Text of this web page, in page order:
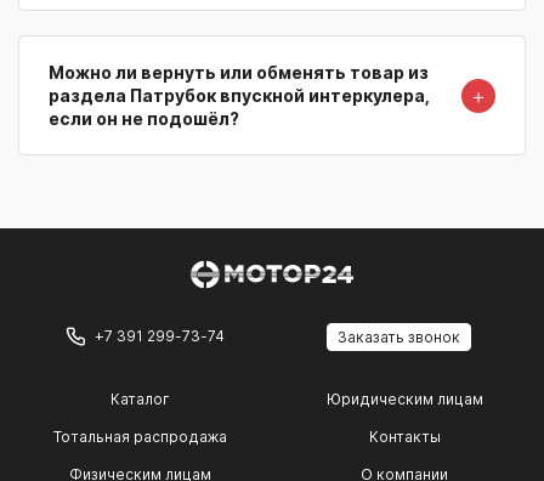
Можно ли вернуть или обменять товар из
раздела Патрубок впускной интеркулера,
если он не подошёл?
＋
+7 391 299-73-74 Заказать звонок
Каталог
Тотальная распродажа
Физическим лицам
Юридическим лицам
Контакты
О компании